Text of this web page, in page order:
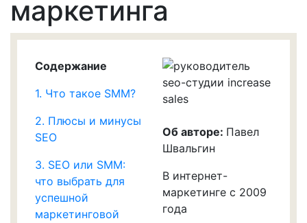
маркетинга
Содержание
1. Что такое SMM?
2. Плюсы и минусы
SEO
3. SEO или SMM:
что выбрать для
успешной
маркетинговой
Об авторе: Павел
Швальгин
В интернет-
маркетинге с 2009
года